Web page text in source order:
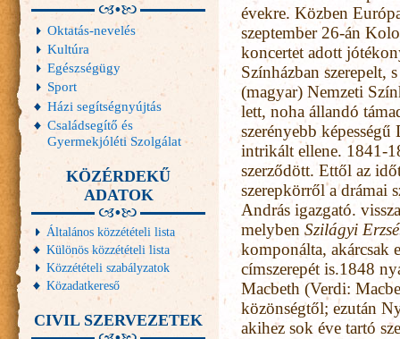
évekre. Közben
szeptember 26-án
koncertet adott
Színházban szerepelt,
(magyar) Nemzeti
lett, noha állandó
szerényebb
intrikált ellene. 1841-
szerződött. Ettől az
szerepkörről a drámai
András igazgató.
melyben Szilágyi
komponálta, akárcsak
címszerepét is.1848
Macbeth (Verdi:
közönségtől; ezután
akihez sok éve tartó
Oktatás-nevelés
Kultúra
Egészségügy
Sport
Házi segítségnyújtás
Családsegítő és
Gyermekjóléti Szolgálat
KÖZÉRDEKŰ
ADATOK
Általános közzétételi lista
Különös közzétételi lista
Közzétételi szabályzatok
Közadatkereső
CIVIL SZERVEZETEK